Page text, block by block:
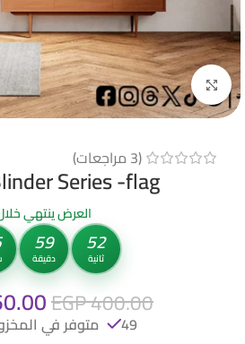
Click to enlarge
(
3 مراجعات)
Series -flag
العرض ينتهي
59
دقيقة
51
ثانية
EGP400.00
49 متوفر في المخزون